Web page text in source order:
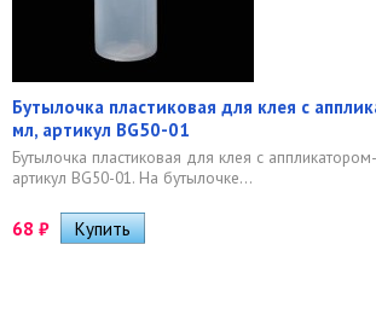
Бутылочка пластиковая для клея с
мл, артикул BG50-01
Бутылочка пластиковая для клея с
артикул BG50-01. На бутылочке...
68 ₽